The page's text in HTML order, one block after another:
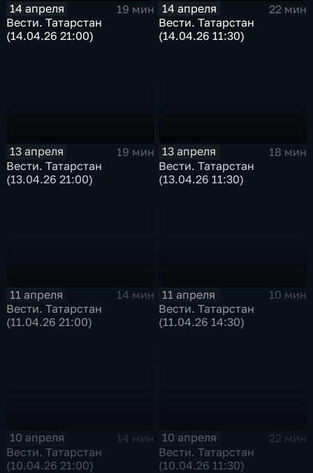
14 апреля
19 мин
Вести. Татарстан
(14.04.26 21:00)
14 апреля
22 мин
Вести. Татарстан
(14.04.26 11:30)
13 апреля
19 мин
Вести. Татарстан
(13.04.26 21:00)
13 апреля
18 мин
Вести. Татарстан
(13.04.26 11:30)
11 апреля
14 мин
Вести. Татарстан
(11.04.26 21:00)
11 апреля
10 мин
Вести. Татарстан
(11.04.26 14:30)
10 апреля
14 мин
Вести. Татарстан
(10.04.26 21:00)
10 апреля
22 мин
Вести. Татарстан
(10.04.26 11:30)